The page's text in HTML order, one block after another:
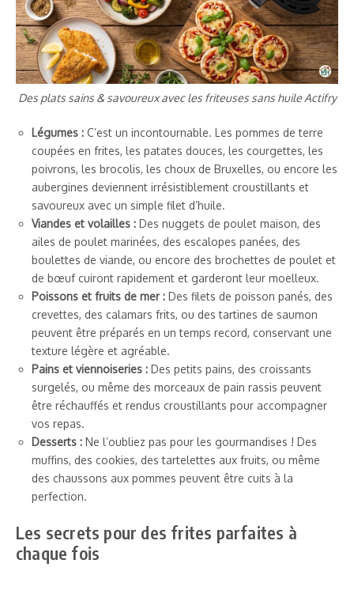
Des plats sains & savoureux avec les friteuses sans huile Actifry
Légumes : C’est un incontournable. Les pommes de terre
coupées en frites, les patates douces, les courgettes, les
poivrons, les brocolis, les choux de Bruxelles, ou encore les
aubergines deviennent irrésistiblement croustillants et
savoureux avec un simple filet d’huile.
Viandes et volailles : Des nuggets de poulet maison, des
ailes de poulet marinées, des escalopes panées, des
boulettes de viande, ou encore des brochettes de poulet et
de bœuf cuiront rapidement et garderont leur moelleux.
Poissons et fruits de mer : Des filets de poisson panés, des
crevettes, des calamars frits, ou des tartines de saumon
peuvent être préparés en un temps record, conservant une
texture légère et agréable.
Pains et viennoiseries : Des petits pains, des croissants
surgelés, ou même des morceaux de pain rassis peuvent
être réchauffés et rendus croustillants pour accompagner
vos repas.
Desserts : Ne l’oubliez pas pour les gourmandises ! Des
muffins, des cookies, des tartelettes aux fruits, ou même
des chaussons aux pommes peuvent être cuits à la
perfection.
Les secrets pour des frites parfaites à
chaque fois